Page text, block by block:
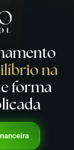
na
forma